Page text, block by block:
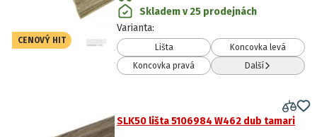
CENOVÝ HIT
Skladem v 25 prodejnách
Varianta:
Lišta
Koncovka levá
Koncovka pravá
Další
SLK50 lišta 5106984 W462 dub tamari